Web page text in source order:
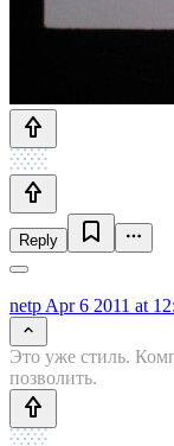
Reply
netp Apr 6 2011 at
Это уже стиль.
позволить.